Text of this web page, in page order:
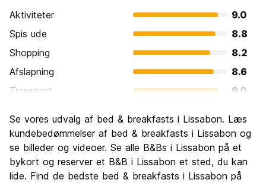
Aktiviteter
9.0
Spis ude
8.8
Shopping
8.2
Afslapning
8.6
Transport
9.0
Kultur
9.2
Fester
8.6
Værdi for pengene
8.9
Se vores udvalg af bed & breakfasts i Lissabon. Læs
kundebedømmelser af bed & breakfasts i Lissabon og
se billeder og videoer. Se alle B&Bs i Lissabon på et
bykort og reserver et B&B i Lissabon et sted, du kan
lide. Find de bedste bed & breakfasts i Lissabon på